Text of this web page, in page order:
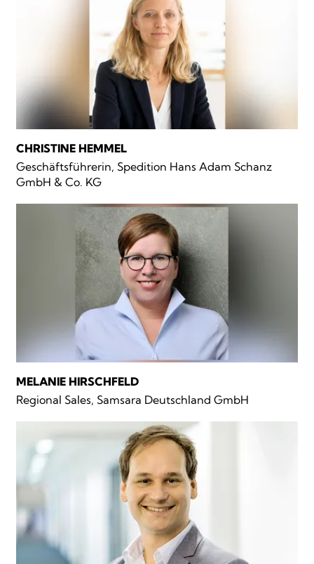
CHRISTINE HEMMEL
Geschäftsführerin, Spedition Hans Adam Schanz
GmbH & Co. KG
MELANIE HIRSCHFELD
Regional Sales, Samsara Deutschland GmbH